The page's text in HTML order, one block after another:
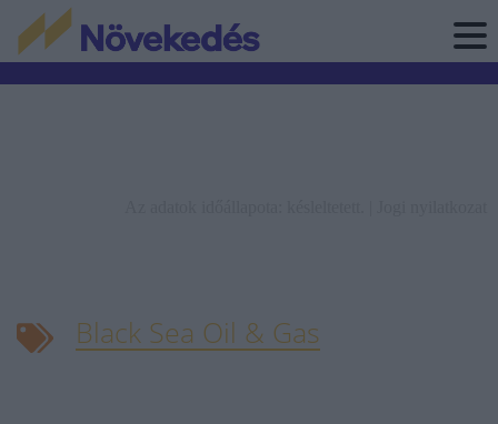
Black Sea Oil & Gas